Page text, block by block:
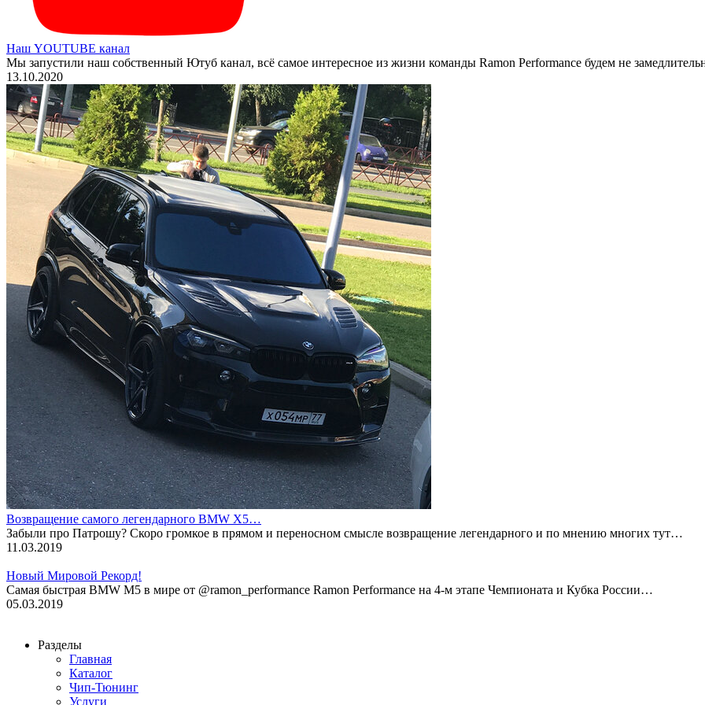
Наш YOUTUBE канал
Мы запустили наш собственный Ютуб канал, всё самое интересное из жизни команды Ramon Performance будем не
13.10.2020
Возвращение самого легендарного BMW X5…
Забыли про Патрошу? Скоро громкое в прямом и переносном смысле возвращение легендарного и по мнению многих тут…
11.03.2019
Новый Мировой Рекорд!
Cамая быстрая BMW M5 в мире от @ramon_performance Ramon Performance на 4-м этапе Чемпионата и Кубка России…
05.03.2019
Разделы
Главная
Каталог
Чип-Тюнинг
Услуги